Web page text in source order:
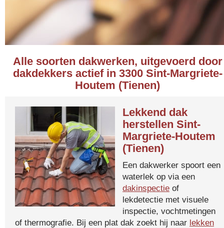
Alle soorten dakwerken, uitgevoerd door
dakdekkers actief in 3300 Sint-Margriete-
Houtem (Tienen)
Lekkend dak
herstellen Sint-
Margriete-Houtem
(Tienen)
Een dakwerker spoort een
waterlek op via een
dakinspectie of
lekdetectie met visuele
inspectie, vochtmetingen
of thermografie. Bij een plat dak zoekt hij naar lekken